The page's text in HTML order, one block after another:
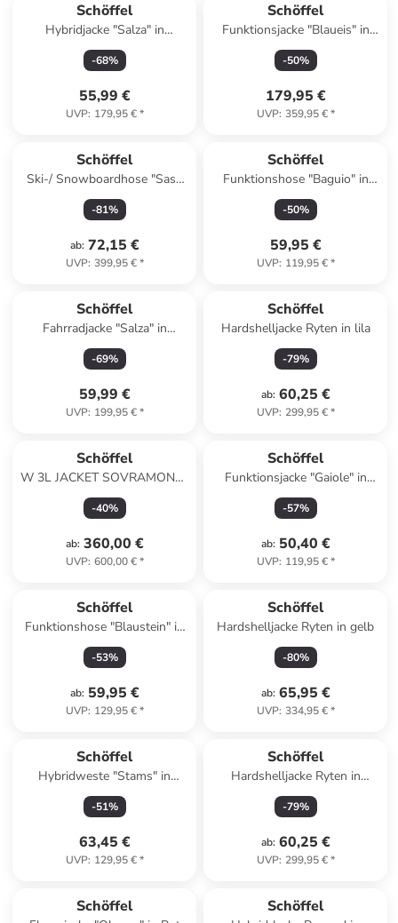
Schöffel
Hybridjacke "Salza" in
Schwarz
-68%
55,99 €
UVP: 179,95 €*
Schöffel
Funktionsjacke "Blaueis" in
Lila
-50%
179,95 €
UVP: 359,95 €*
Schöffel
Ski-/ Snowboardhose "Sass
Maor" in Dunkelblau
-81%
ab: 72,15 €
UVP: 399,95 €*
Schöffel
Funktionshose "Baguio" in
Beige
-50%
59,95 €
UVP: 119,95 €*
Schöffel
Fahrradjacke "Salza" in
Schwarz
-69%
59,99 €
UVP: 199,95 €*
Schöffel
Hardshelljacke Ryten in lila
-79%
ab: 60,25 €
UVP: 299,95 €*
Schöffel
W 3L JACKET SOVRAMONTE
in Schwarz
-40%
ab: 360,00 €
UVP: 600,00 €*
Schöffel
Funktionsjacke "Gaiole" in
Dunkelblau
-57%
ab: 50,40 €
UVP: 119,95 €*
Schöffel
Funktionshose "Blaustein" in
Khaki
-53%
ab: 59,95 €
UVP: 129,95 €*
Schöffel
Hardshelljacke Ryten in gelb
-80%
ab: 65,95 €
UVP: 334,95 €*
Schöffel
Hybridweste "Stams" in
Hellblau
-51%
63,45 €
UVP: 129,95 €*
Schöffel
Hardshelljacke Ryten in
dunkelgruen
-79%
ab: 60,25 €
UVP: 299,95 €*
Schöffel Schöffel